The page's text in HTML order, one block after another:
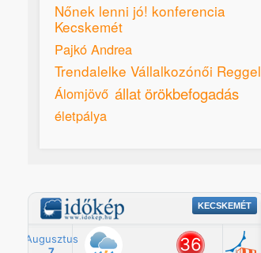
Nőnek lenni jó! konferencia
Kecskemét
Pajkó Andrea
Trendalelke Vállalkozónői Reggeli
Álomjövő állat örökbefogadás
életpálya